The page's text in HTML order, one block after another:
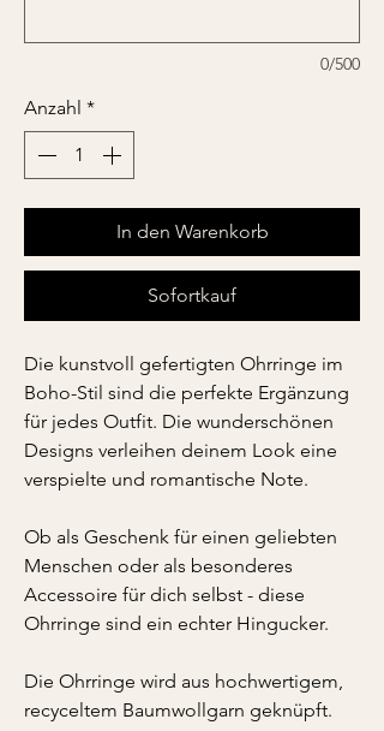
0/500
Anzahl *
In den Warenkorb
Sofortkauf
Die kunstvoll gefertigten Ohrringe im
Boho-Stil sind die perfekte Ergänzung
für jedes Outfit. Die wunderschönen
Designs verleihen deinem Look eine
verspielte und romantische Note.
Ob als Geschenk für einen geliebten
Menschen oder als besonderes
Accessoire für dich selbst - diese
Ohrringe sind ein echter Hingucker.
Die Ohrringe wird aus hochwertigem,
recyceltem Baumwollgarn geknüpft.